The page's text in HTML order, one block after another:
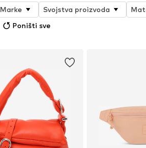
Marke Svojstva proizvoda
Poništi sve